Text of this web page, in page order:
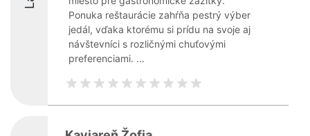
Ponuka reštaurácie zahŕňa pestrý výber
jedál, vďaka ktorému si prídu na svoje aj
návštevníci s rozličnými chuťovými
preferenciami. ...